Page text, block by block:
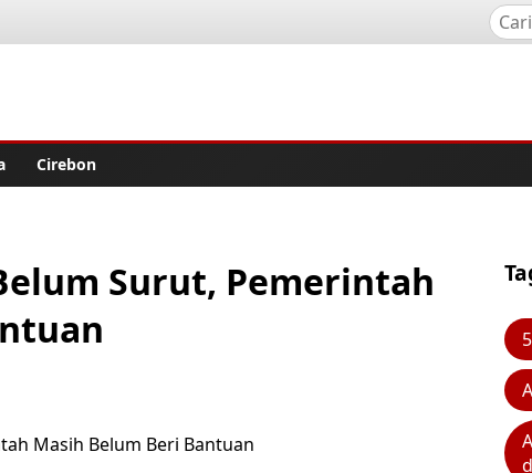
Cirebon
Surut, Pemerintah